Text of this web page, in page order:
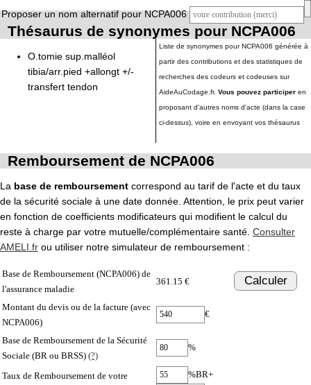
Proposer un nom alternatif pour NCPA006
Thésaurus de synonymes pour NCPA006
O.tomie sup.malléol
tibia/arr.pied +allongt +/-
transfert tendon
Liste de synonymes pour NCPA006 générée à
partir des contributions et des statistiques de
recherches des codeurs et codeuses sur
AideAuCodage.fr. Vous pouvez participer en
proposant d'autres noms d'acte (dans la case
ci-dessus), voire en envoyant vos thésaurus
Remboursement de NCPA006
La base de remboursement correspond au tarif de l'acte et du taux
de la sécurité sociale à une date donnée. Attention, le prix peut varier
en fonction de coefficients modificateurs qui modifient le calcul du
reste à charge par votre mutuelle/complémentaire santé. Consulter
AMELI.fr ou utiliser notre simulateur de remboursement :
Base de Remboursement (NCPA006) de
l'assurance maladie
361.15 € Calculer
Montant du devis ou de la facture (avec
NCPA006)
€
Base de Remboursement de la Sécurité
Sociale (BR ou BRSS) (?)
%
Taux de Remboursement de votre
%BR+